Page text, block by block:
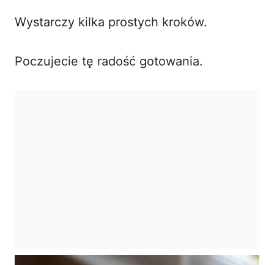
Wystarczy kilka prostych kroków.
Poczujecie tę radość gotowania.